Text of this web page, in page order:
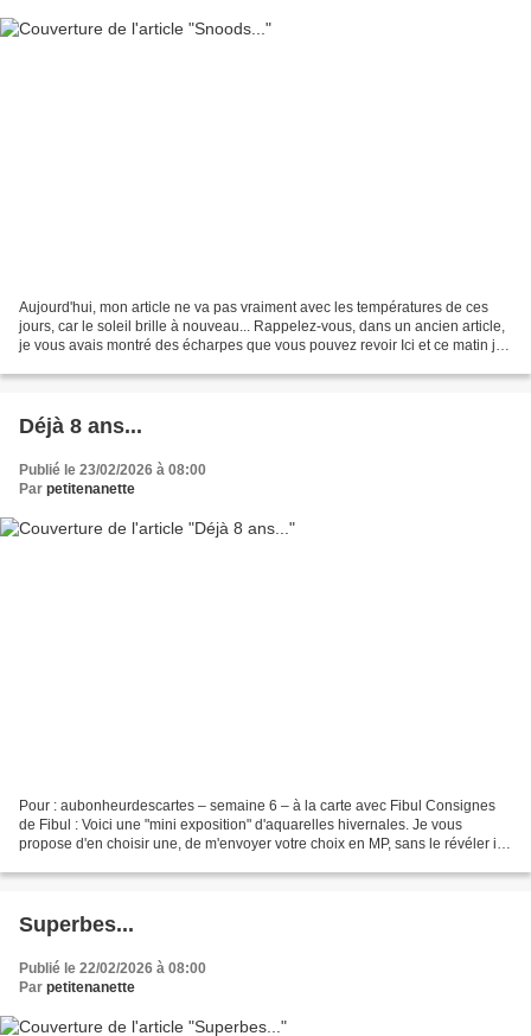
Aujourd'hui, mon article ne va pas vraiment avec les températures de ces
jours, car le soleil brille à nouveau... Rappelez-vous, dans un ancien article,
je vous avais montré des écharpes que vous pouvez revoir Ici et ce matin je
Déjà 8 ans...
Publié le 23/02/2026 à 08:00
Par petitenanette
Pour : aubonheurdescartes – semaine 6 – à la carte avec Fibul Consignes
de Fibul : Voici une "mini exposition" d'aquarelles hivernales. Je vous
propose d'en choisir une, de m'envoyer votre choix en MP, sans le révéler ici.
Superbes...
Publié le 22/02/2026 à 08:00
Par petitenanette